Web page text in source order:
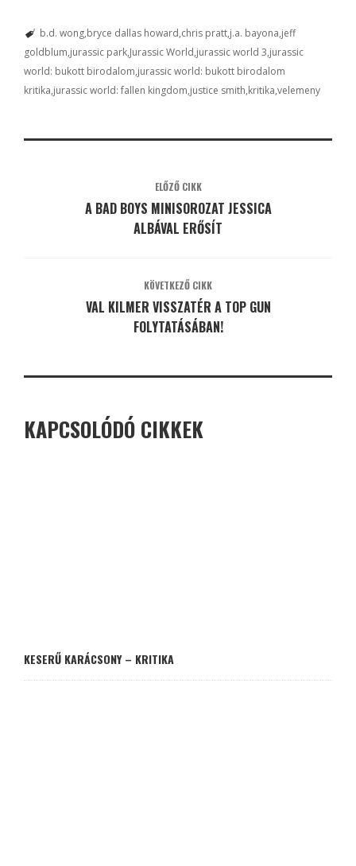
b.d. wong bryce dallas howard chris pratt j.a. bayona jeff
goldblum jurassic park Jurassic World jurassic world 3 jurassic
world: bukott birodalom jurassic world: bukott birodalom
kritika jurassic world: fallen kingdom justice smith kritika velemeny
ELŐZŐ CIKK
A BAD BOYS MINISOROZAT JESSICA
ALBÁVAL ERŐSÍT
KÖVETKEZŐ CIKK
VAL KILMER VISSZATÉR A TOP GUN
FOLYTATÁSÁBAN!
KAPCSOLÓDÓ CIKKEK
KESERŰ KARÁCSONY – KRITIKA